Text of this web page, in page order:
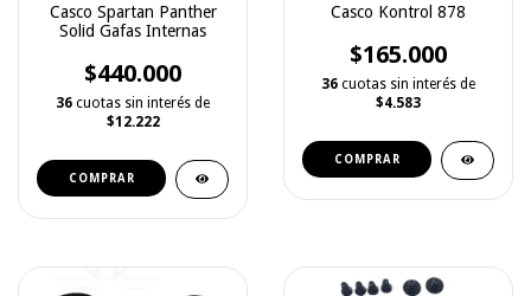
Casco Spartan Panther
Solid Gafas Internas
$440.000
36 cuotas sin interés de
$12.222
COMPRAR
Casco Kontrol 878
$165.000
36 cuotas sin interés de
$4.583
COMPRAR